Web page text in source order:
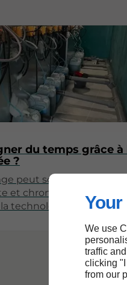
We use
traffic
clicking
from our
du temps grâce à
?
peut souvent
et chronophage.
technologie moderne
intégrée. Ce système,
et séchage en un seul
une économie
de temps